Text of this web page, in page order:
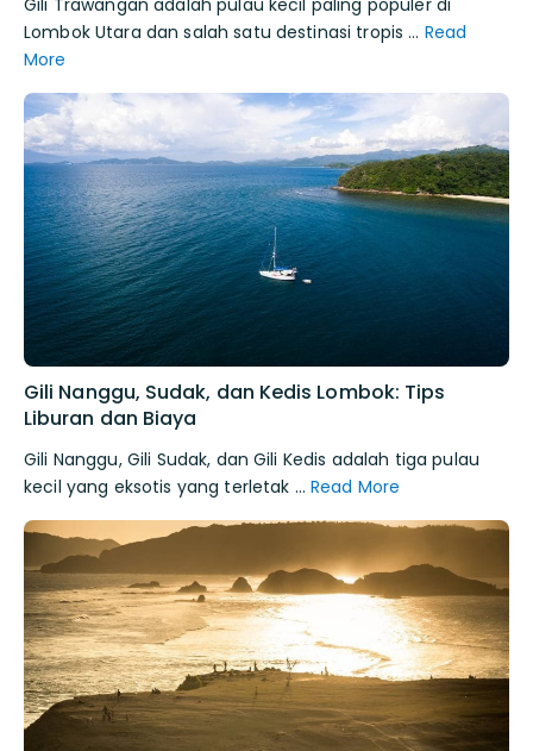
Gili Trawangan adalah pulau kecil paling populer di
Lombok Utara dan salah satu destinasi tropis … Read
More
Gili Nanggu, Sudak, dan Kedis Lombok: Tips
Liburan dan Biaya
Gili Nanggu, Gili Sudak, dan Gili Kedis adalah tiga pulau
kecil yang eksotis yang terletak … Read More